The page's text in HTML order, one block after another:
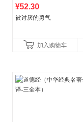
¥52.30
被讨厌的勇气
加入购物车